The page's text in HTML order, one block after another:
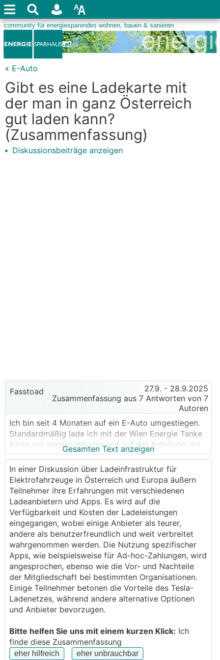
« E-Auto
Gibt es eine Ladekarte mit
der man in ganz Österreich
gut laden kann?
(Zusammenfassung)
Diskussionsbeiträge anzeigen
Fasstoad 27.9. - 28.9.2025
Zusammenfassung aus 7 Antworten von 7
Autoren
Ich bin seit 4 Monaten auf ein E-Auto umgestiegen.
Standardmäßig lade ich mit der Wien Energie Tanke
Karte vor meiner Haustür und auf der Autobahn mit
einem IONITY Abo. Aber Ich muss oft ins Ausland
oder in viele unterschiedliche Regionen in Österreich
fahren und da funktioniert die Karte dann bei den
lokalen Anbietern nicht bzw. weiß ich dann auch
nicht mit was für einem Preis ich tanke.
Gibt es eine Ladekarte die sich bewährt hat die
überall in Österreich+Umgebung funktioniert und
einen allgemein guten kWh Preis (<0.50€ pro kWh)
pro Anbieter hat? Ich kann mir nicht vorstellen 4-5
Anbieter-Abos zu haben um diese dann nur
gelegentlich zu nutzen sondern hätte gerne 1 bis
Max. 2 Ladekarten mit dem man in ganz Österreich
gut bedient ist ohne sich ständig an- und abmelden
zu müssen.
Gibt es solche All-in-one Lösungen am Markt und
hat jemand schon positive Erfahrungen damit
gemacht? Und wenn nicht, was für Alternativen gibt
Gesamten Text anzeigen
In einer Diskussion über Ladeinfrastruktur für
Elektrofahrzeuge in Österreich und Europa äußern
Teilnehmer ihre Erfahrungen mit verschiedenen
Ladeanbietern und Apps. Es wird auf die
Verfügbarkeit und Kosten der Ladeleistungen
eingegangen, wobei einige Anbieter als teurer,
andere als benutzerfreundlich und weit verbreitet
wahrgenommen werden. Die Nutzung spezifischer
Apps, wie beispielsweise für Ad-hoc-Zahlungen, wird
angesprochen, ebenso wie die Vor- und Nachteile
der Mitgliedschaft bei bestimmten Organisationen.
Einige Teilnehmer betonen die Vorteile des Tesla-
Ladenetzes, während andere alternative Optionen
und Anbieter bevorzugen.
Bitte helfen Sie uns mit einem kurzen Klick: Ich
finde diese Zusammenfassung